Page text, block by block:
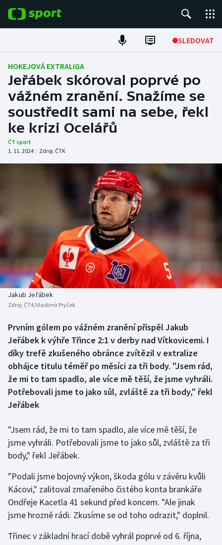
SLEDOVAT
Fotbal
Hokej
Tenis
Atletika
Americký fotbal
Baseball a softbal
Basketbal
Biatlon
Boby a skeleton
Box
Curling
Dostihy
Florbal
Golf
Házená
Jezdectví
Judo
NEPŘEHLÉDNĚTE
Historické návraty
Aplikace ČT sport
AZ kvíz
HOKEJOVÁ EXTRALIGA
Jeřábek skóroval poprvé po
vážném zranění. Snažíme se
soustředit sami na sebe, řekl
ke krizi Ocelářů
ČT sport
1. 11. 2024 | Zdroj: ČTK
Jakub Jeřábek
Zdroj: ČT4/Vladimír Pryček
Prvním gólem po vážném zranění přispěl Jakub
Jeřábek k výhře Třince 2:1 v derby nad Vítkovicemi. I
díky trefě zkušeného obránce zvítězil v extralize
obhájce titulu téměř po měsíci za tři body. "Jsem rád,
že mi to tam spadlo, ale více mě těší, že jsme vyhráli.
Potřebovali jsme to jako sůl, zvláště za tři body," řekl
Jeřábek
"Jsem rád, že mi to tam spadlo, ale více mě těší, že
jsme vyhráli. Potřebovali jsme to jako sůl, zvláště za tři
body," řekl Jeřábek.
"Podali jsme bojovný výkon, škoda gólu v závěru kvůli
Kácovi," zalitoval zmařeného čistého konta brankáře
Ondřeje Kacetla 41 sekund před koncem. "Ale jinak
jsme hrozně rádi. Zkusíme se od toho odrazit," doplnil.
Třinec v základní hrací době vyhrál poprvé od 6. října,